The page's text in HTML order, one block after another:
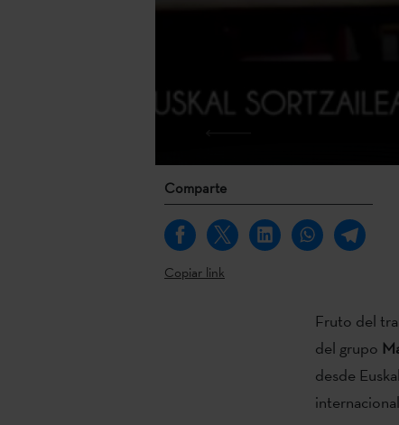
Comparte
Copiar link
Fruto del
del grupo
desde